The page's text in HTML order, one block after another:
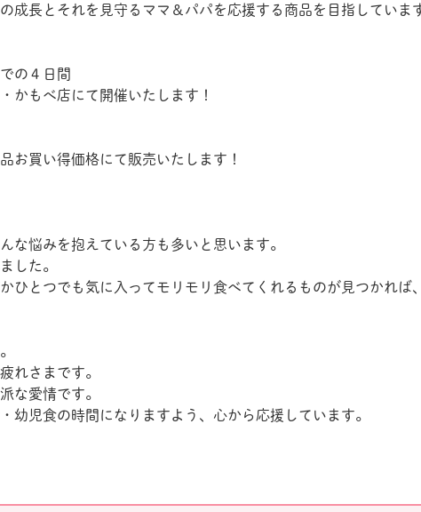
成長とそれを見守るママ＆パパを応援する商品を目指していま
の４日間
かもべ店にて開催いたします！
お買い得価格にて販売いたします！
悩みを抱えている方も多いと思います。
した。
ひとつでも気に入ってモリモリ食べてくれるものが見つかれば
れさまです。
な愛情です。
幼児食の時間になりますよう、心から応援しています。